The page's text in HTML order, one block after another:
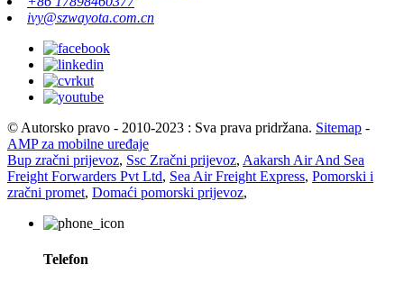
ivy@szwayota.com.cn
© Autorsko pravo - 2010-2023 : Sva prava pridržana. Sitemap -
AMP za mobilne uređaje
Bup zračni prijevoz, Ssc Zračni prijevoz, Aakarsh Air And Sea
Freight Forwarders Pvt Ltd, Sea Air Freight Express, Pomorski i
zračni promet, Domaći pomorski prijevoz,
Telefon